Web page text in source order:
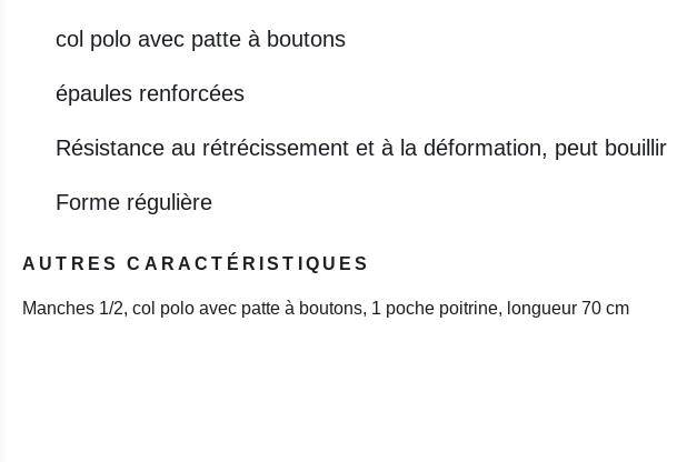
col polo avec patte à boutons
épaules renforcées
Résistance au rétrécissement et à la déformation, peut bouillir
Forme régulière
AUTRES CARACTÉRISTIQUES
Manches 1/2, col polo avec patte à boutons, 1 poche poitrine, longueur 70 cm